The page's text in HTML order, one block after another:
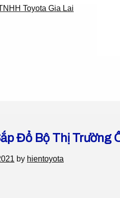
Đổ Bộ Thị Trường
by hientoyota